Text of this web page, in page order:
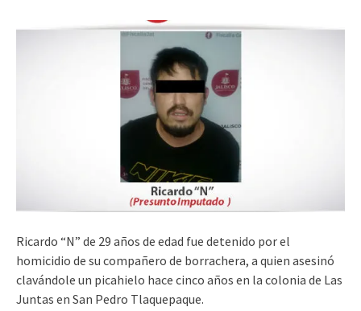
Ricardo “N” de 29 años de edad fue detenido por el
homicidio de su compañero de borrachera, a quien asesinó
clavándole un picahielo hace cinco años en la colonia de Las
Juntas en San Pedro Tlaquepaque.